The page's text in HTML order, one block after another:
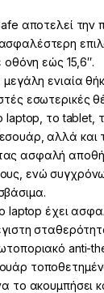
αποτελεί την
οθόνη εώς 15,6″.
μεγάλη ενιαία
εσωτερικές
laptop, το tablet,
αλλά και
ασφαλή
ενώ
laptop έχει
anti-
το ακουμπήσει